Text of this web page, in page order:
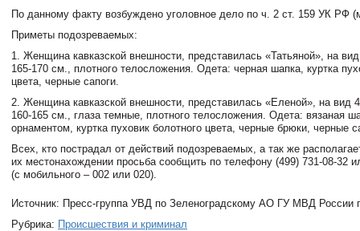
По данному факту возбуждено уголовное дело по ч. 2 ст. 159 УК РФ
Приметы подозреваемых:
1.​ Женщина кавказской внешности, представилась «Татьяной», на
165-170 см., плотного телосложения. Одета: черная шапка, куртка
цвета, черные сапоги.
2.​ Женщина кавказской внешности, представилась «Еленой», на вид
160-165 см., глаза темные, плотного телосложения. Одета: вязаная
орнаментом, куртка пуховик болотного цвета, черные брюки, черные
Всех, кто пострадал от действий подозреваемых, а так же
их местонахождении просьба сообщить по телефону (499) 731-08-32
(с мобильного ‒ 002 или 020).
Источник: Пресс-группа УВД по Зеленоградскому АО ГУ МВД России
Рубрика: Происшествия и криминал